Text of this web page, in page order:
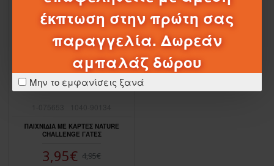
έκπτωση στην πρώτη σας
παραγγελία. Δωρεάν
αμπαλάζ δώρου
Μην το εμφανίσεις ξανά
ΠΑΙΧΝΙΔΙΑ ΜΕ ΚΑΡΤΕΣ NATURE
CHALLENGE ΓΑΤΕΣ
3,95€ 4,95€